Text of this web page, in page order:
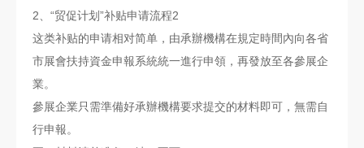
2、“贸促计划”补贴申请流程2
这类补贴的申请相对简单，由承辦機構在規定時間內向各省
市展會扶持資金申報系統統一進行申領，再發放至各參展企
業。
參展企業只需準備好承辦機構要求提交的材料即可，無需自
行申報。